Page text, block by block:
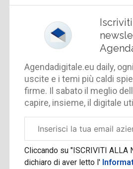
Agendadigitale.eu daily,
uscite e i temi più caldi
firme. Il sabato il meglio
capire, insieme, il digitale
aziendale
Cliccando su "ISCRIVITI ALLA
dichiaro di aver letto l'